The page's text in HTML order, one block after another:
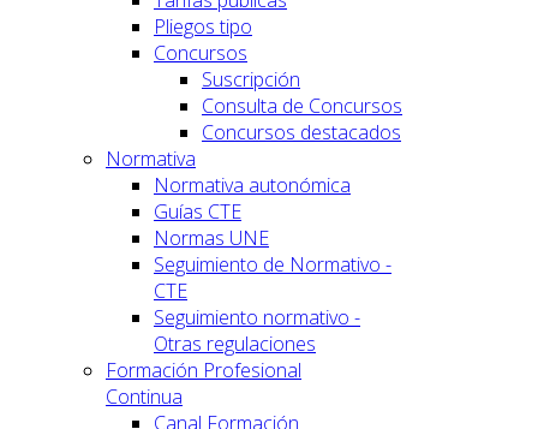
Pliegos tipo
Concursos
Suscripción
Consulta de Concursos
Concursos destacados
Normativa
Normativa autonómica
Guías CTE
Normas UNE
Seguimiento de Normativo -
CTE
Seguimiento normativo -
Otras regulaciones
Formación Profesional
Continua
Canal Formación